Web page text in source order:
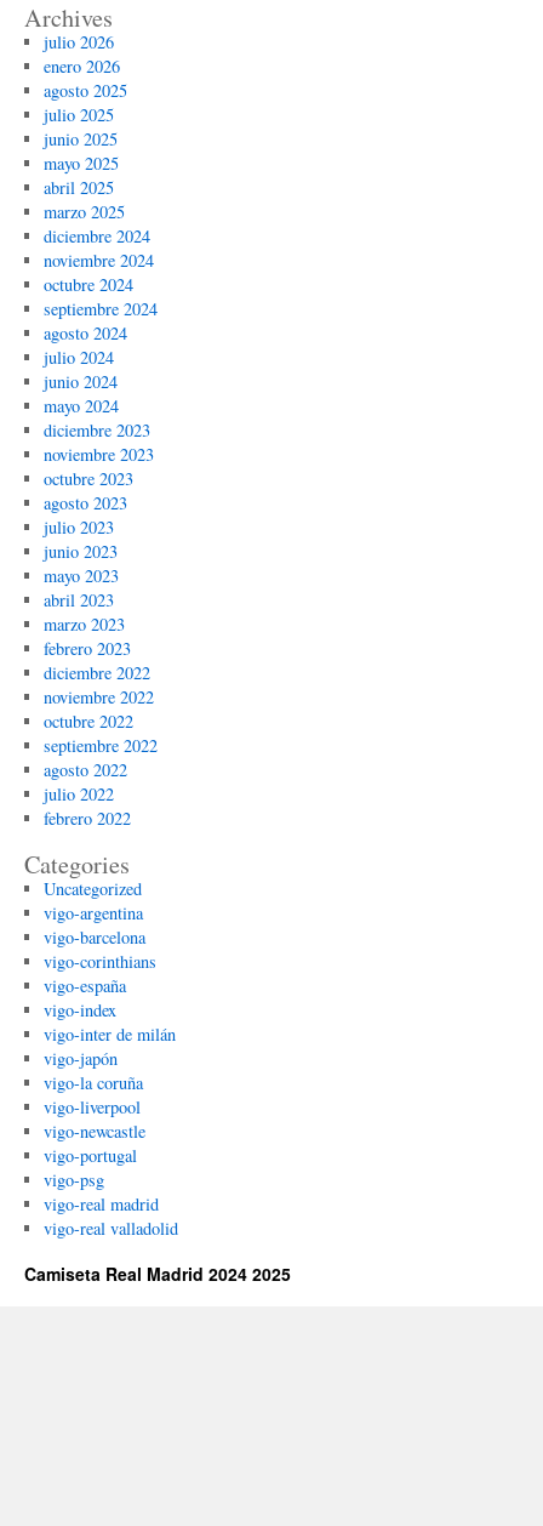
Archives
julio 2026
enero 2026
agosto 2025
julio 2025
junio 2025
mayo 2025
abril 2025
marzo 2025
diciembre 2024
noviembre 2024
octubre 2024
septiembre 2024
agosto 2024
julio 2024
junio 2024
mayo 2024
diciembre 2023
noviembre 2023
octubre 2023
agosto 2023
julio 2023
junio 2023
mayo 2023
abril 2023
marzo 2023
febrero 2023
diciembre 2022
noviembre 2022
octubre 2022
septiembre 2022
agosto 2022
julio 2022
febrero 2022
Categories
Uncategorized
vigo-argentina
vigo-barcelona
vigo-corinthians
vigo-españa
vigo-index
vigo-inter de milán
vigo-japón
vigo-la coruña
vigo-liverpool
vigo-newcastle
vigo-portugal
vigo-psg
vigo-real madrid
vigo-real valladolid
Camiseta Real Madrid 2024 2025